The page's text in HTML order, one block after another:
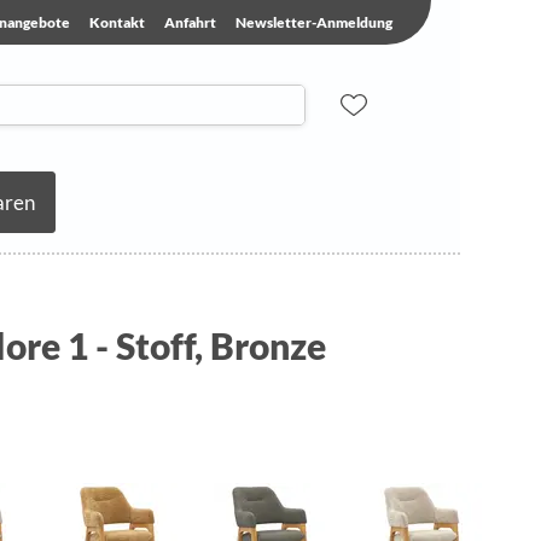
Kontakt Anfahrt Newsletter-Anmeldung
1 - Stoff, Bronze